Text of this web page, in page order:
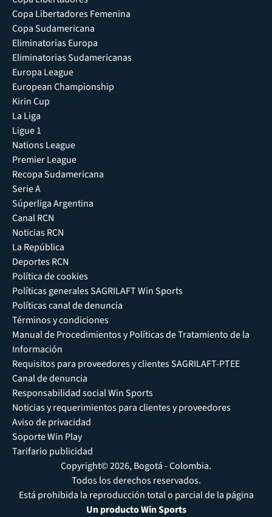
Copa Libertadores Femenina
Copa Sudamericana
Eliminatorias Europa
Eliminatorias Sudamericanas
Europa League
European Championship
Kirin Cup
La Liga
Ligue 1
Nations League
Premier League
Recopa Sudamericana
Serie A
Súperliga Argentina
Canal RCN
Noticias RCN
La República
Deportes RCN
Política de cookies
Políticas generales SAGRILAFT Win Sports
Políticas canal de denuncia
Términos y condiciones
Manual de Procedimientos y Políticas de Tratamiento de la
Información
Requisitos para proveedores y clientes SAGRILAFT-PTEE
Canal de denuncia
Responsabilidad social Win Sports
Noticias y requerimientos para clientes y proveedores
Aviso de privacidad
Soporte Win Play
Tarifario publicidad
Copyright© 2026, Bogotá - Colombia.
Todos los derechos reservados.
Está prohibida la reproducción total o parcial de la página
Un producto Win Sports